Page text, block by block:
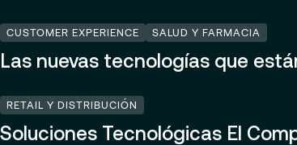
CUSTOMER EXPERIENCE SALUD Y FARMACIA
Las nuevas tecnologías que
RETAIL Y DISTRIBUCIÓN
Soluciones Tecnológicas El